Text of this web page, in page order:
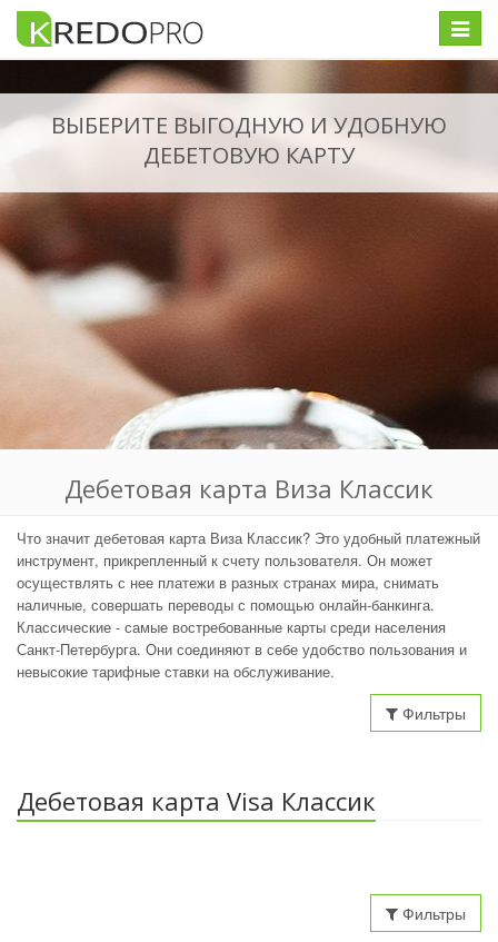
Меню
ВЫБЕРИТЕ ВЫГОДНУЮ И УДОБНУЮ
ДЕБЕТОВУЮ КАРТУ
Дебетовая карта Виза Классик
Что значит дебетовая карта Виза Классик? Это удобный платежный
инструмент, прикрепленный к счету пользователя. Он может
осуществлять с нее платежи в разных странах мира, снимать
наличные, совершать переводы с помощью онлайн-банкинга.
Классические - самые востребованные карты среди населения
Санкт-Петербурга. Они соединяют в себе удобство пользования и
невысокие тарифные ставки на обслуживание.
Фильтры
Дебетовая карта Visa Классик
Фильтры